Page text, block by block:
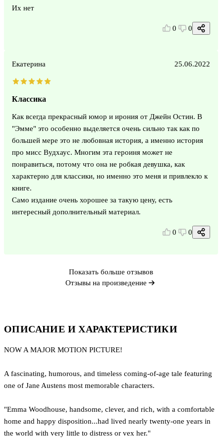
ОПИСАНИЕ И ХАРАКТЕРИСТИКИ
NOW A MAJOR MOTION PICTURE!
A fascinating, humorous, and timeless coming-of-age tale featuring
one of Jane Austens most memorable characters.
"Emma Woodhouse, handsome, clever, and rich, with a comfortable
home and happy disposition...had lived nearly twenty-one years in
the world with very little to distress or vex her."
Их нет
0 0
Екатерина 25.06.2022
Классика
Как всегда прекрасный юмор и ирония от Джейн Остин. В
"Эмме" это особенно выделяется очень сильно так как по
большей мере это не любовная история, а именно история
про мисс Вудхаус. Многим эта героиня может не
понравиться, потому что она не робкая девушка, как
характерно для классики, но именно это меня и привлекло к
книге.
Само издание очень хорошее за такую цену, есть
интересный дополнительный материал.
0 0
Показать больше отзывов
Отзывы на произведение